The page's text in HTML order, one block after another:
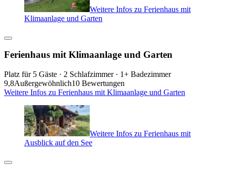
Weitere Infos zu Ferienhaus mit
Klimaanlage und Garten
Ferienhaus mit Klimaanlage und Garten
Platz für 5 Gäste · 2 Schlafzimmer · 1+ Badezimmer
9,8Außergewöhnlich10 Bewertungen
Weitere Infos zu Ferienhaus mit Klimaanlage und Garten
Weitere Infos zu Ferienhaus mit
Ausblick auf den See